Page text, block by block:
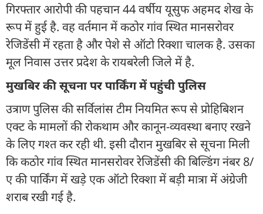
गिरफ्तार आरोपी की पहचान 44 वर्षीय यूसुफ अहमद शेख के
रूप में हुई है. वह वर्तमान में कठोर गांव स्थित मानसरोवर
रेजिडेंसी में रहता है और पेशे से ऑटो रिक्शा चालक है. उसका
मूल निवास उत्तर प्रदेश के रायबरेली जिले में है.
मुखबिर की सूचना पर पार्किंग में पहुंची पुलिस
उत्राण पुलिस की सर्विलांस टीम नियमित रूप से प्रोहिबिशन
एक्ट के मामलों की रोकथाम और कानून-व्यवस्था बनाए रखने
के लिए गश्त कर रही थी. इसी दौरान मुखबिर से सूचना मिली
कि कठोर गांव स्थित मानसरोवर रेजिडेंसी की बिल्डिंग नंबर 8/
ए की पार्किंग में खड़े एक ऑटो रिक्शा में बड़ी मात्रा में अंग्रेजी
शराब रखी गई है.